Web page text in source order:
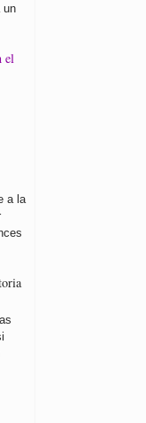
un
el
a la